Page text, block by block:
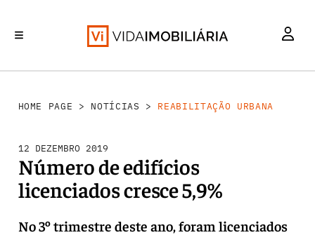
HOME PAGE > NOTÍCIAS > REABILITAÇÃO URBANA
12 DEZEMBRO 2019
Número de edifícios
licenciados cresce 5,9%
No 3º trimestre deste ano, foram licenciados